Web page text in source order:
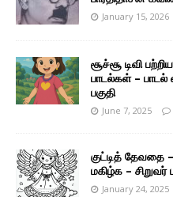
January 15, 2026
சூச்சூ டிவி
பாடல்கள் – பாடல்
பகுதி
June 7, 2025
குட்டித் தேவதை
மகிழ்க – சிறுவர்
January 24, 2025